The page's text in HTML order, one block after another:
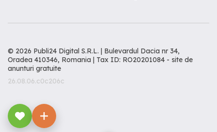
© 2026 Publi24 Digital S.R.L. | Bulevardul Dacia nr 34,
Oradea 410346, Romania | Tax ID: RO20201084 - site de
anunturi gratuite
26.08.06.c0c206c